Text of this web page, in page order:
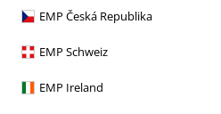
EMP Česká Republika
EMP Schweiz
EMP Ireland
Crawler